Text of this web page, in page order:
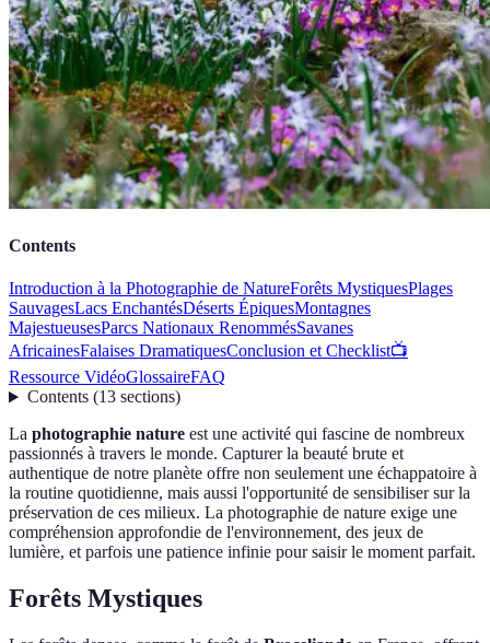
Contents
Introduction à la Photographie de NatureForêts MystiquesPlages
SauvagesLacs EnchantésDéserts ÉpiquesMontagnes
MajestueusesParcs Nationaux RenommésSavanes
AfricainesFalaises DramatiquesConclusion et Checklist📺
Ressource VidéoGlossaireFAQ
Contents(13 sections)
La photographie nature est une activité qui fascine de nombreux
passionnés à travers le monde. Capturer la beauté brute et
authentique de notre planète offre non seulement une échappatoire à
la routine quotidienne, mais aussi l'opportunité de sensibiliser sur la
préservation de ces milieux. La photographie de nature exige une
compréhension approfondie de l'environnement, des jeux de
lumière, et parfois une patience infinie pour saisir le moment parfait.
Forêts Mystiques